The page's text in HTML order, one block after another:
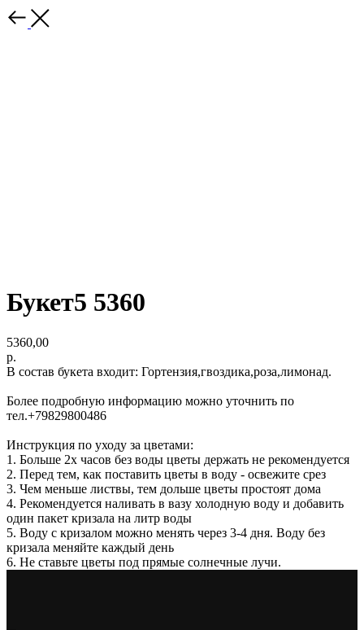
Букет5 5360
5360,00
р.
В состав букета входит: Гортензия,гвоздика,роза,лимонад.
Более подробную информацию можно уточнить по
тел.+79829800486
Инструкция по уходу за цветами:
1. Больше 2х часов без воды цветы держать не рекомендуется
2. Перед тем, как поставить цветы в воду - освежите срез
3. Чем меньше листвы, тем дольше цветы простоят дома
4. Рекомендуется наливать в вазу холодную воду и добавить
один пакет кризала на литр воды
5. Воду с кризалом можно менять через 3-4 дня. Воду без
кризала меняйте каждый день
6. Не ставьте цветы под прямые солнечные лучи.